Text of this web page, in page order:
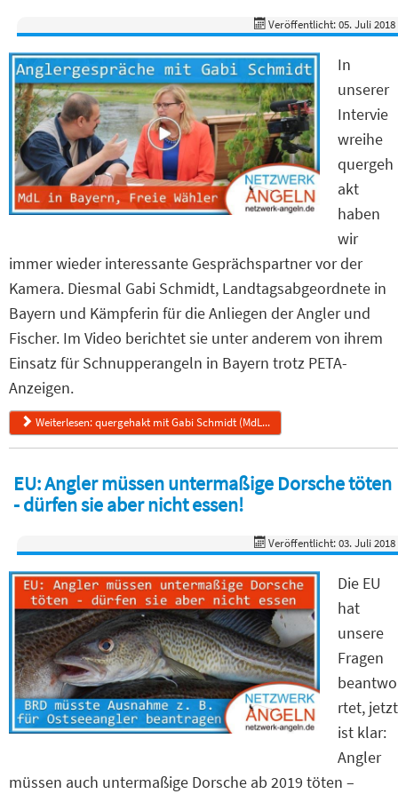
Veröffentlicht: 05. Juli 2018
In
unserer
Intervie
wreihe
quergeh
akt
haben
wir
immer wieder interessante Gesprächspartner vor der
Kamera. Diesmal Gabi Schmidt, Landtagsabgeordnete in
Bayern und Kämpferin für die Anliegen der Angler und
Fischer. Im Video berichtet sie unter anderem von ihrem
Einsatz für Schnupperangeln in Bayern trotz PETA-
Anzeigen.
Weiterlesen: quergehakt mit Gabi Schmidt (MdL...
EU: Angler müssen untermaßige Dorsche töten
- dürfen sie aber nicht essen!
Veröffentlicht: 03. Juli 2018
Die EU
hat
unsere
Fragen
beantwo
rtet, jetzt
ist klar:
Angler
müssen auch untermaßige Dorsche ab 2019 töten –